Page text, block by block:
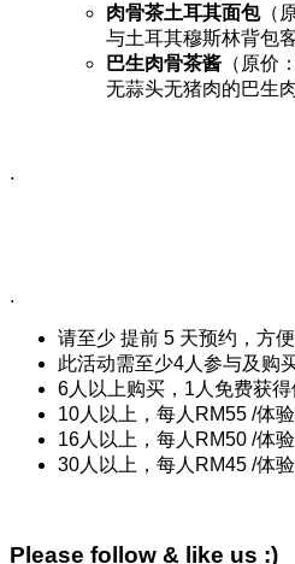
肉骨茶土耳其面包（
与土耳其穆斯林背包
巴生肉骨茶酱 （原价
无蒜头无猪肉的巴生
.
.
请至少 提前 5 天预约，方
此活动需至少4人参与及购
6人以上购买，1人免费获得
10人以上，每人RM55 /体
16人以上，每人RM50 /体
30人以上，每人RM45 /体
Please follow & like us :)